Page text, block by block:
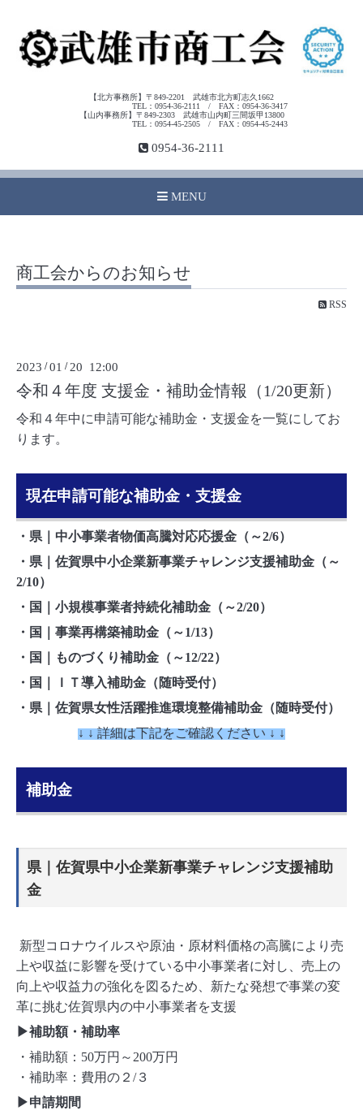
【北方事務所】〒849-2201 武雄市北方町志久1662
TEL：0954-36-2111 / FAX：0954-36-3417
【山内事務所】〒849-2303 武雄市山内町三間坂甲13800
TEL：0954-45-2505 / FAX：0954-45-2443
0954-36-2111
MENU
商工会からのお知らせ
RSS
2023 /01 / 20 12:00
令和４年度 支援金・補助金情報（1/20更新）
令和４年中に申請可能な補助金・支援金を一覧にしてお
ります。
現在申請可能な補助金・支援金
・ 県｜中小事業者物価高騰対応応援金（～2/6）
・ 県｜佐賀県中小企業新事業チャレンジ支援補助金（～
2/10）
・ 国｜小規模事業者持続化補助金（～2/20）
・ 国｜事業再構築補助金（～1/13）
・ 国｜ものづくり補助金（～12/22）
・ 国｜ＩＴ導入補助金（随時受付）
・ 県｜佐賀県女性活躍推進環境整備補助金（随時受付）
↓ ↓ 詳細は下記をご確認ください ↓ ↓
補助金
県｜佐賀県中小企業新事業チャレンジ支援補助
金
新型コロナウイルスや原油・原材料価格の高騰により売
上や収益に影響を受けている中小事業者に対し、売上の
向上や収益力の強化を図るため、新たな発想で事業の変
革に挑む佐賀県内の中小事業者を支援
▶補助額・補助率
・補助額：50万円～200万円
・補助率：費用の２/３
▶申請期間